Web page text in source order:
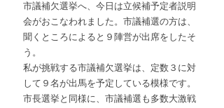
市議補欠選挙へ、今日は立候補予定者説明
会がおこなわれました。市議補選の方は、
聞くところによると９陣営が出席をしたそ
う。
私が挑戦する市議補欠選挙は、定数３に対
して９名が出馬を予定している模様です。
市長選挙と同様に、市議補選も多数大激戦